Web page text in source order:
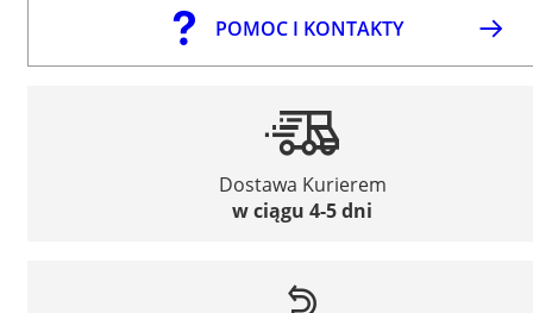
POMOC I KONTAKTY
Dostawa Kurierem
w ciągu 4-5 dni